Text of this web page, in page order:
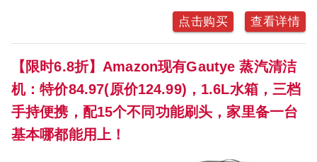
点击购买 查看详情
【限时6.8折】Amazon现有Gautye 蒸汽清洁
机：特价84.97(原价124.99)，1.6L水箱，三档
手持便携，配15个不同功能刷头，家里备一台
基本哪都能用上！